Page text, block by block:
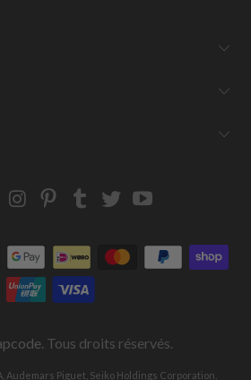
Strapcode
Facebook
Strapcode
Instagram
Strapcode
Pinterest
Strapcode
Tumblr
Strapcode
TwitterYouTube
. Tous droits réservés.
Audemars Piguet, Seiko Holdings Corporation,